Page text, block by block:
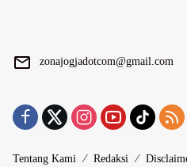
zonajogjadotcom@gmail.com
Tentang Kami Redaksi